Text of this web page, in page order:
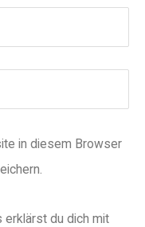
in diesem Browser
erklärst du dich mit